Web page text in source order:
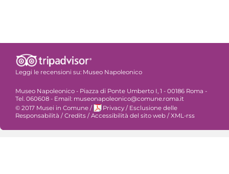
Leggi le recensioni su: Museo Napoleonico
Museo Napoleonico - Piazza di Ponte Umberto I, 1 - 00186 Roma -
Tel. 060608 - Email: museonapoleonico@comune.roma.it
© 2017 Musei in Comune / Privacy / Esclusione delle
Responsabilità / Credits / Accessibilità del sito web / XML-rss